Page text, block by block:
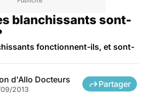
blanchissants sont-
fonctionnent-ils, et sont-
d'Allo Docteurs
2013
Partager